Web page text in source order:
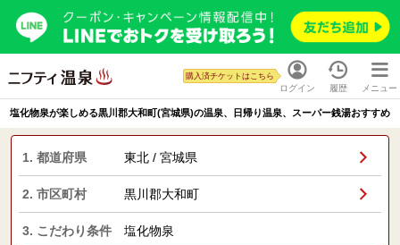
ログイン
購入済チケットはこちら
履歴 メニュー
塩化物泉が楽しめる黒川郡大和町(宮城県)の温泉、日帰り温泉、スーパー銭湯おすすめ
1. 都道府県 東北 / 宮城県
2. 市区町村 黒川郡大和町
3. こだわり条件 塩化物泉